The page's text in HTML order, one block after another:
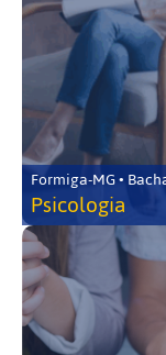
Formiga-MG •
Psicologia